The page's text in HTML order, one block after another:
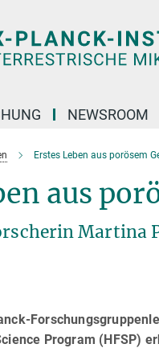
NEWSROOM
Erstes Leben aus porösem
aus
Martina
Program (HFSP)